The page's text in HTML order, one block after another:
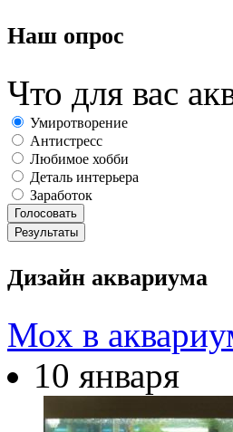
Наш опрос
Что для вас
Умиротворение
Антистресс
Любимое хобби
Деталь интерьера
Заработок
Дизайн аквариума
Мох в
10 января